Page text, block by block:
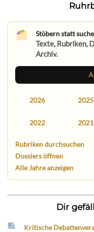
Stöbern statt
Texte, Rubriken,
Archiv.
2026 2025
2022 2021
Rubriken durchsuchen
Dossiers öffnen
Alle Jahre anzeigen
Dir
Kritische